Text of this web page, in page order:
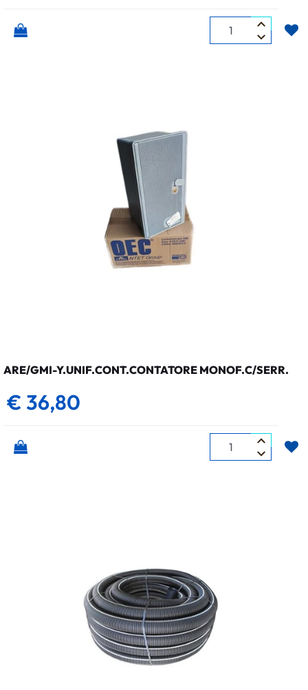
Quantità
ARE/GMI-Y.UNIF.CONT.CONTATORE MONOF.C/SERR.
€ 36,80
Quantità